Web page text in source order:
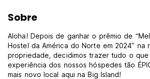
Sobre
Aloha! Depois de ganhar o prêmio de
Hostel da América do Norte em 2024” na
propriedade, decidimos trazer tudo o que
experiência dos nossos hóspedes tão
mais novo local aqui na Big Island!